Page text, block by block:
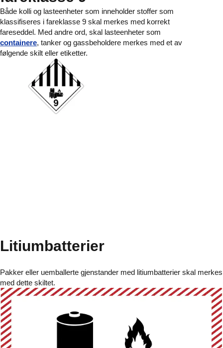
Både kolli og lasteenheter som inneholder stoffer som
klassifiseres i fareklasse 9 skal merkes med korrekt
fareseddel. Med andre ord, skal lasteenheter som
containere, tanker og gassbeholdere merkes med et av
følgende skilt eller etiketter.
Litiumbatterier
Pakker eller uemballerte gjenstander med litiumbatterier skal merkes
med dette skiltet.